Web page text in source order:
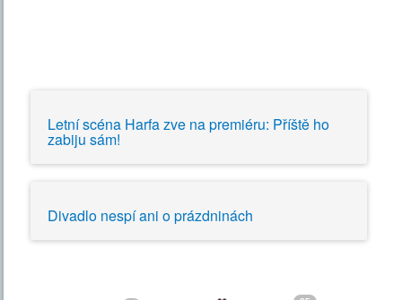
Letní scéna Harfa zve na premiéru: Příště ho
zabiju sám!
Divadlo nespí ani o prázdninách